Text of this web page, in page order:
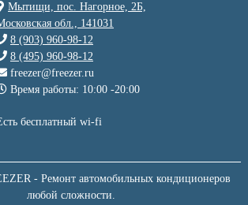
Мытищи, пос. Нагорное, 2Б,
обл., 141031
8 (903) 960-98-12
8 (495) 960-98-12
freezer@freezer.ru
Время работы: 10:00 -20:00
бесплатный wi-fi
- Ремонт автомобильных кондиционеров
любой сложности.